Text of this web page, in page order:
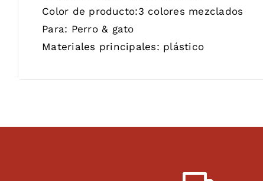
Color de producto:3 colores mezclados
Para: Perro & gato
Materiales principales: plástico